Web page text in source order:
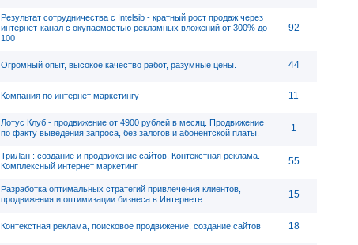
Результат сотрудничества с Intelsib - кратный рост продаж через
интернет-канал с окупаемостью рекламных вложений от 300% до
100
92
Огромный опыт, высокое качество работ, разумные цены. 44
Компания по интернет маркетингу 11
Лотус Клуб - продвижение от 4900 рублей в месяц. Продвижение
по факту выведения запроса, без залогов и абонентской платы.
1
ТриЛан : создание и продвижение сайтов. Контекстная реклама.
Комплексный интернет маркетинг
55
Разработка оптимальных стратегий привлечения клиентов,
продвижения и оптимизации бизнеса в Интернете
15
Контекстная реклама, поисковое продвижение, создание сайтов 18